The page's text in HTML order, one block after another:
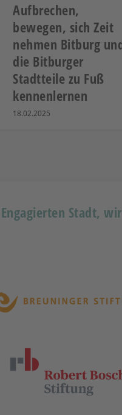
Aufbrechen,
bewegen, sich Zeit
nehmen Bitburg
die Bitburger
Stadtteile zu Fuß
kennenlernen
18.02.2025
Stadt,